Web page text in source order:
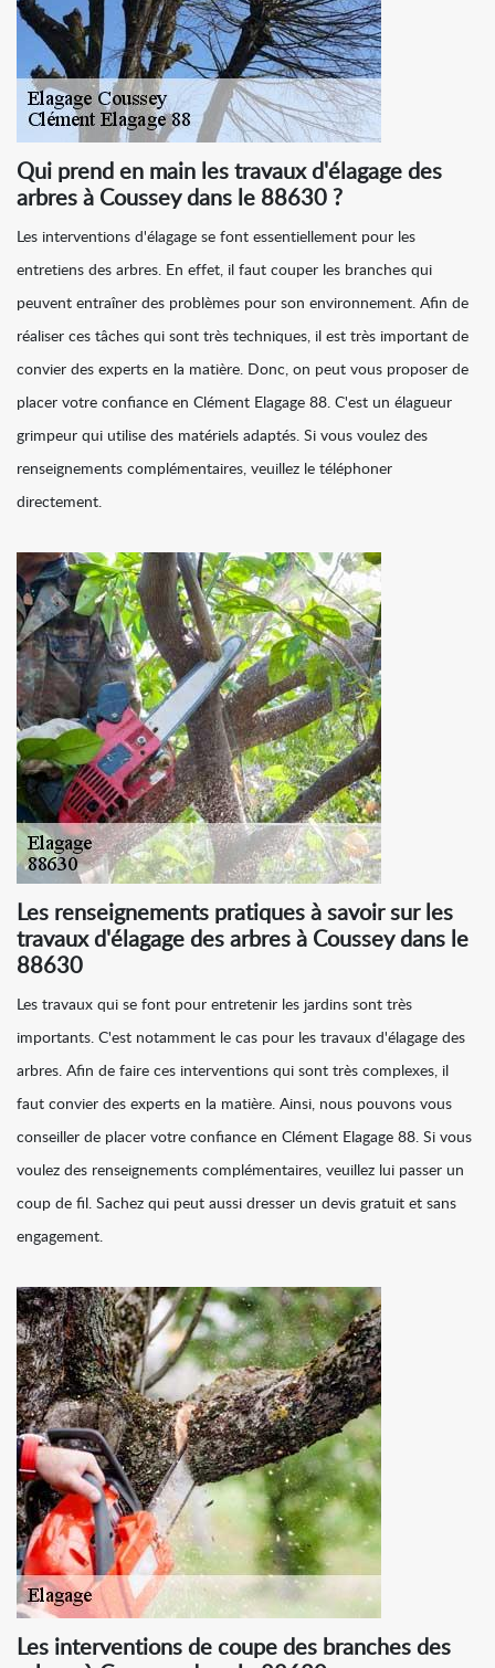
Qui prend en main les travaux d'élagage des
arbres à Coussey dans le 88630 ?
Les interventions d'élagage se font essentiellement pour les
entretiens des arbres. En effet, il faut couper les branches qui
peuvent entraîner des problèmes pour son environnement. Afin de
réaliser ces tâches qui sont très techniques, il est très important de
convier des experts en la matière. Donc, on peut vous proposer de
placer votre confiance en Clément Elagage 88. C'est un élagueur
grimpeur qui utilise des matériels adaptés. Si vous voulez des
renseignements complémentaires, veuillez le téléphoner
directement.
Les renseignements pratiques à savoir sur les
travaux d'élagage des arbres à Coussey dans le
88630
Les travaux qui se font pour entretenir les jardins sont très
importants. C'est notamment le cas pour les travaux d'élagage des
arbres. Afin de faire ces interventions qui sont très complexes, il
faut convier des experts en la matière. Ainsi, nous pouvons vous
conseiller de placer votre confiance en Clément Elagage 88. Si vous
voulez des renseignements complémentaires, veuillez lui passer un
coup de fil. Sachez qui peut aussi dresser un devis gratuit et sans
engagement.
Les interventions de coupe des branches des